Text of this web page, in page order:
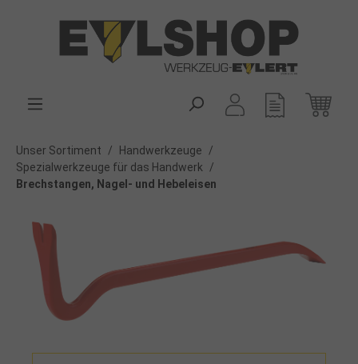
Unser Sortiment / Handwerkzeuge
/
Spezialwerkzeuge für das Handwerk
/
Brechstangen, Nagel- und Hebeleisen